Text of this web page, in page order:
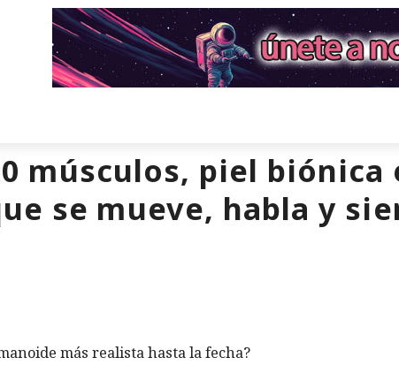
músculos, piel biónica
se mueve, habla y
más realista hasta la fecha?